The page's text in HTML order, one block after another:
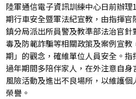
陸軍通信電子資訊訓練中心日前辦
期行車安全暨軍法紀宣教，由指揮
鎮分局派出所員警及教準部法治官
毒及防範詐騙等相關政策及案例宣
期」的觀念，確維單位人員安全。指
過年期間多陪伴家人，在外注意自
風險活動及進出不良場所，以維護
榮譽。